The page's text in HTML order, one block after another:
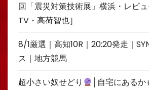
回「震災対策技術展」横浜・レビ
TV・高荷智也］
8/1厳選｜高知10R｜20:20発走｜
ス｜地方競馬
超小さい奴せどり
│自宅にある